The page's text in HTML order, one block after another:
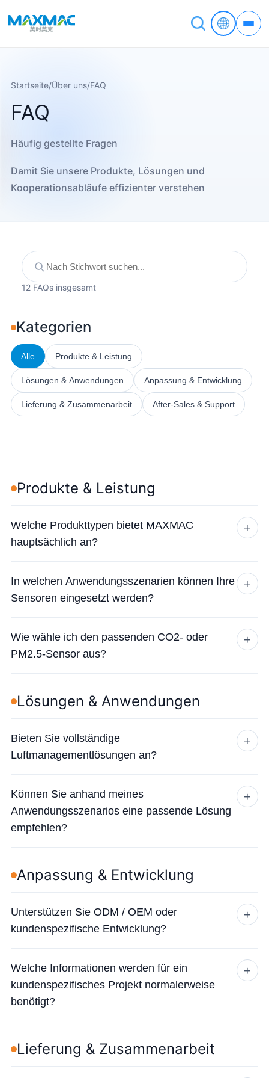
Startseite/Über uns/FAQ
FAQ
Häufig gestellte Fragen
Damit Sie unsere Produkte, Lösungen und
Kooperationsabläufe effizienter verstehen
12FAQs insgesamt
Kategorien
Alle Produkte & Leistung
Lösungen & Anwendungen Anpassung & Entwicklung
Lieferung & Zusammenarbeit After-Sales & Support
Produkte & Leistung
Welche Produkttypen bietet MAXMAC
hauptsächlich an?
+
In welchen Anwendungsszenarien können Ihre
Sensoren eingesetzt werden?
+
Wie wähle ich den passenden CO2- oder
PM2.5-Sensor aus?
+
Lösungen & Anwendungen
Bieten Sie vollständige
Luftmanagementlösungen an?
+
Können Sie anhand meines
Anwendungsszenarios eine passende Lösung
empfehlen?
+
Anpassung & Entwicklung
Unterstützen Sie ODM / OEM oder
kundenspezifische Entwicklung?
+
Welche Informationen werden für ein
kundenspezifisches Projekt normalerweise
benötigt?
+
Lieferung & Zusammenarbeit